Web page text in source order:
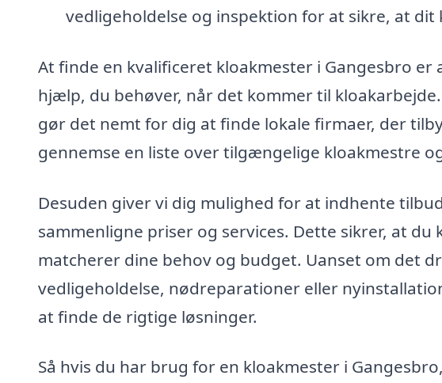
vedligeholdelse og inspektion for at sikre, at
At finde en kvalificeret kloakmester i Gangesbro
hjælp, du behøver, når det kommer til
gør det nemt for dig at finde lokale firmaer, der
gennemse en liste over tilgængelige kloakmestre
Desuden giver vi dig mulighed for at indhente
sammenligne priser og services. Dette sikrer, at
matcherer dine behov og budget. Uanset om det
vedligeholdelse, nødreparationer eller
at finde de rigtige løsninger.
Så hvis du har brug for en kloakmester i